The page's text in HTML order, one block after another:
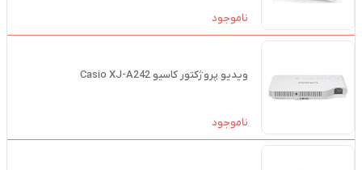
ناموجود
ویدیو پروژکتور کاسیو Casio XJ-A242
ناموجود